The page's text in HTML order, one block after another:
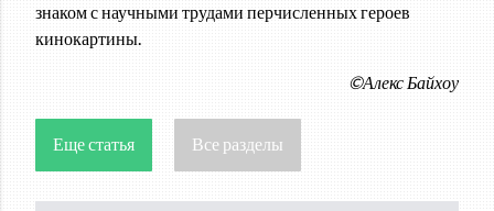
знаком с научными трудами перчисленных героев
кинокартины.
©Алекс Байхоу
Еще статья Все разделы